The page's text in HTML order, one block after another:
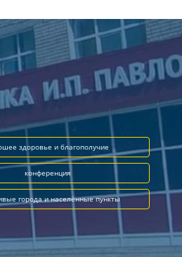
здоровье и благополучие
конференция
города и населённые пункты